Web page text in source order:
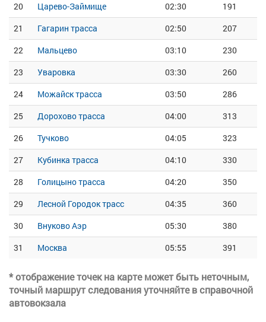
20
Царево-Займище 02:30
191
21
Гагарин трасса 02:50
207
22
Мальцево 03:10
230
23
Уваровка 03:30
260
24
Можайск трасса 03:50
286
25
Дорохово трасса 04:00
313
26
Тучково 04:05
323
27
Кубинка трасса 04:10
330
28
Голицыно трасса 04:20
350
29
Лесной Городок трасс 04:35
360
30
Внуково Аэр 05:30
380
31
Москва 05:55 391
* отображение точек на карте может быть неточным,
точный маршрут следования уточняйте в справочной
автовокзала